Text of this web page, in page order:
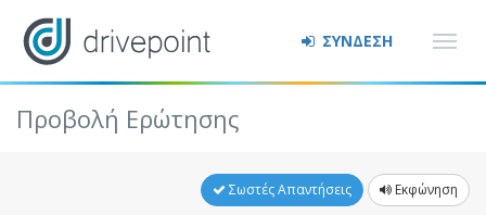
ΣΥΝΔΕΣΗ
Προβολή Ερώτησης
Σωστές Απαντήσεις Εκφώνηση